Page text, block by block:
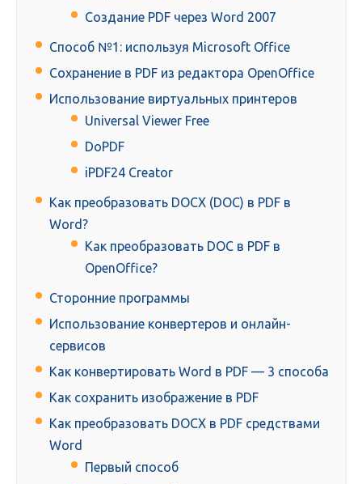
Создание PDF через Word 2007
Способ №1: используя Microsoft Office
Сохранение в PDF из редактора OpenOffice
Использование виртуальных принтеров
Universal Viewer Free
DoPDF
iPDF24 Creator
Как преобразовать DOCX (DOC) в PDF в
Word?
Как преобразовать DOC в PDF в
OpenOffice?
Сторонние программы
Использование конвертеров и онлайн-
сервисов
Как конвертировать Word в PDF — 3 способа
Как сохранить изображение в PDF
Как преобразовать DOCX в PDF средствами
Word
Первый способ